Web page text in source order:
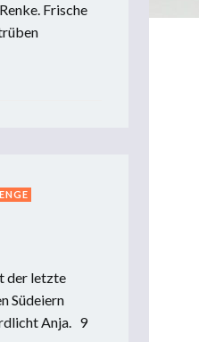
Frische
der letzte
Südeiern
Anja. 9